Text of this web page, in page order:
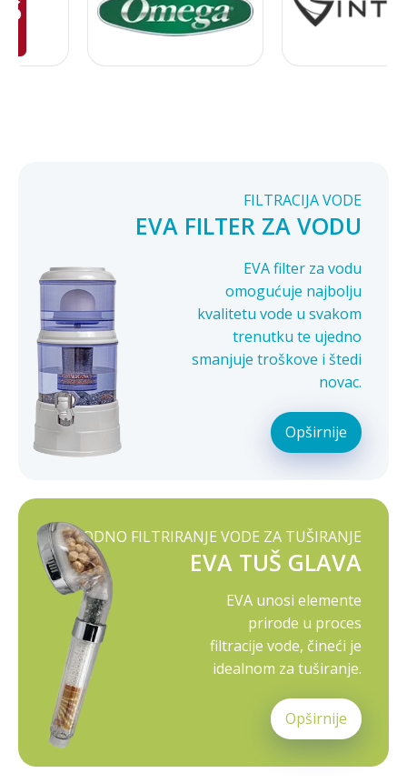
FILTRACIJA VODE
EVA FILTER ZA VODU
EVA filter za vodu
omogućuje najbolju
kvalitetu vode u svakom
trenutku te ujedno
smanjuje troškove i štedi
novac.
Opširnije
PRIRODNO FILTRIRANJE VODE ZA TUŠIRANJE
EVA TUŠ GLAVA
EVA unosi elemente
prirode u proces
filtracije vode, čineći je
idealnom za tuširanje.
Opširnije